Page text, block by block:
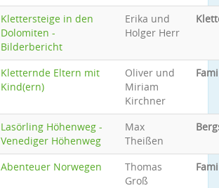
Klettersteige in den
Dolomiten -
Bilderbericht
Erika und
Holger Herr
Kletternde Eltern mit
Kind(ern)
Oliver und
Miriam
Kirchner
Lasörling Höhenweg -
Venediger Höhenweg
Max
Theißen
Abenteuer Norwegen
Thomas
Groß